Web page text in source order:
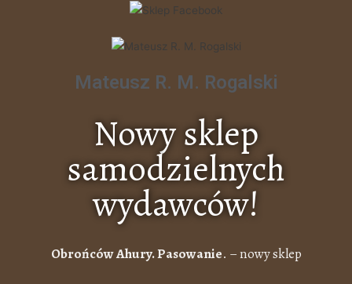
Mateusz R. M. Rogalski
Nowy sklep
samodzielnych
wydawców!
Obrońców Ahury. Pasowanie. – nowy sklep